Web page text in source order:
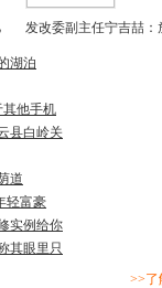
发改委副主任宁吉喆：
湖泊
其他手机
县白岭关
道
轻富豪
实例给你
其眼里只
>>了